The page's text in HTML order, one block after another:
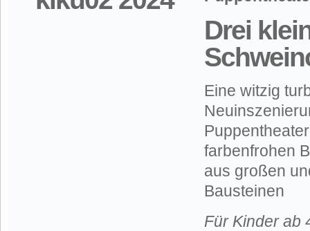
Drei
Eine witzig
farbenfrohen
aus großen
Bausteinen
Für Kinder ab